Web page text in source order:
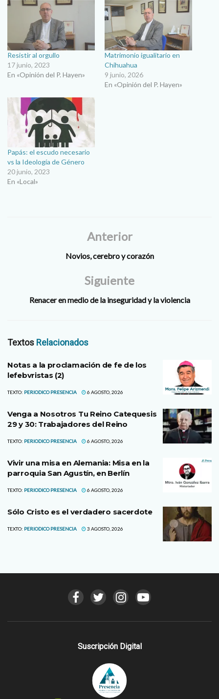
Resistir al orgullo
17 junio, 2023
En «Opinión del P. Hayen»
Matrimonio igualitario en
Chihuahua
9 junio, 2026
En «Opinión del P. Hayen»
Papás: el escudo necesario
vs la Ideología de Género
20 junio, 2023
En «Local»
Anterior
Novios, cerebro y corazón
Siguiente
Renacer en medio de la inseguridad y la violencia
Textos Relacionados
Notas a la proclamación de fe de los
lefebvristas (2)
TEXTO: PERIODICO PRESENCIA 6 AGOSTO, 2026
Venga a Nosotros Tu Reino Catequesis
29 y 30: Trabajadores del Reino
TEXTO: PERIODICO PRESENCIA 6 AGOSTO, 2026
Vivir una misa en Alemania: Misa en la
parroquia San Agustín, en Berlín
TEXTO: PERIODICO PRESENCIA 6 AGOSTO, 2026
Sólo Cristo es el verdadero sacerdote
TEXTO: PERIODICO PRESENCIA 3 AGOSTO, 2026
Suscripción Digital